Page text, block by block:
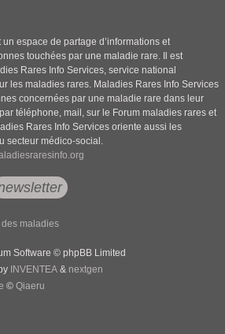
espace de partage d’informations et
touchées par une maladie rare. Il est
Rares Info Services, service national
les maladies rares. Maladies Rares Info Services
concernées par une maladie rare dans leur
téléphone, mail, sur le Forum maladies rares et
Rares Info Services oriente aussi les
secteur médico-social.
des maladies
Software © phpBB Limited
INVENTEA & nextgen
© Qiaeru